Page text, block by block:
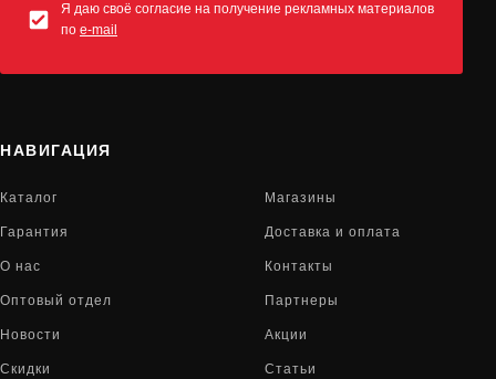
Я даю своё согласие на получение рекламных материалов
по e-mail
НАВИГАЦИЯ
Каталог Магазины
Гарантия Доставка и оплата
О нас Контакты
Оптовый отдел Партнеры
Новости Акции
Скидки Статьи